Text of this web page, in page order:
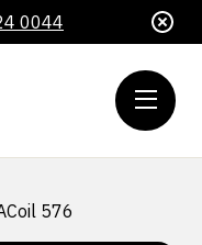
0044
576